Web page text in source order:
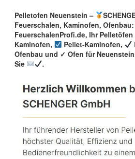
Pelletofen Neuenstein –
Feuerschalen, Kaminofen, Ofenbau:
FeuerschalenProfi.de, Ihr Pelletöfen
Kaminofen,
Pellet-Kaminofen,
Ofenbau und ✓ Ofen für
Sie
.